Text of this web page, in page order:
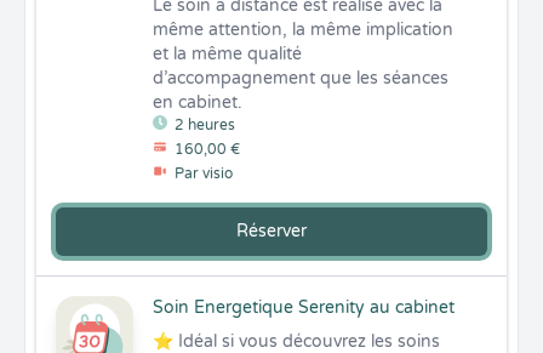
2 heures
160,00 €
Par visio
Le soin à distance est réalisé avec la
même attention, la même implication
et la même qualité
d’accompagnement que les séances
en cabinet.
Réserver
Soin Energetique Serenity au cabinet
⭐ Idéal si vous découvrez les soins